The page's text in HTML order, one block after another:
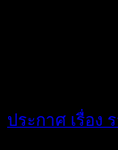
ประกาศ เรื่อง